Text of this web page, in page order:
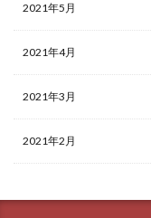
2021年5月
2021年4月
2021年3月
2021年2月